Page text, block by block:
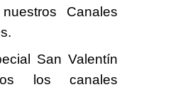
Canales
.
San Valentín
los canales